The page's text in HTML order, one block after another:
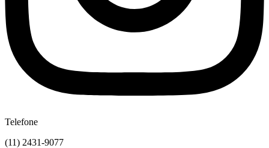
Telefone
(11) 2431-9077